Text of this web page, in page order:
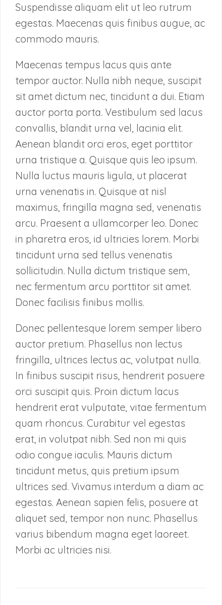
Suspendisse aliquam elit ut leo rutrum
egestas. Maecenas quis finibus augue, ac
commodo mauris.
Maecenas tempus lacus quis ante
tempor auctor. Nulla nibh neque, suscipit
sit amet dictum nec, tincidunt a dui. Etiam
auctor porta porta. Vestibulum sed lacus
convallis, blandit urna vel, lacinia elit.
Aenean blandit orci eros, eget porttitor
urna tristique a. Quisque quis leo ipsum.
Nulla luctus mauris ligula, ut placerat
urna venenatis in. Quisque at nisl
maximus, fringilla magna sed, venenatis
arcu. Praesent a ullamcorper leo. Donec
in pharetra eros, id ultricies lorem. Morbi
tincidunt urna sed tellus venenatis
sollicitudin. Nulla dictum tristique sem,
nec fermentum arcu porttitor sit amet.
Donec facilisis finibus mollis.
Donec pellentesque lorem semper libero
auctor pretium. Phasellus non lectus
fringilla, ultrices lectus ac, volutpat nulla.
In finibus suscipit risus, hendrerit posuere
orci suscipit quis. Proin dictum lacus
hendrerit erat vulputate, vitae fermentum
quam rhoncus. Curabitur vel egestas
erat, in volutpat nibh. Sed non mi quis
odio congue iaculis. Mauris dictum
tincidunt metus, quis pretium ipsum
ultrices sed. Vivamus interdum a diam ac
egestas. Aenean sapien felis, posuere at
aliquet sed, tempor non nunc. Phasellus
varius bibendum magna eget laoreet.
Morbi ac ultricies nisi.